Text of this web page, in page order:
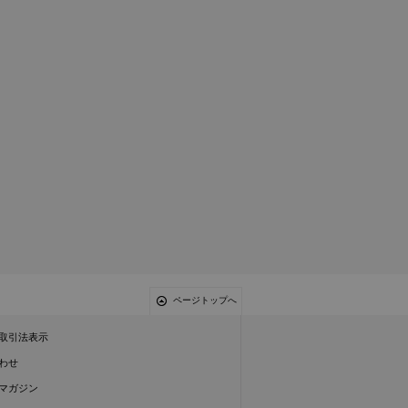
ページトップへ
引法表示
せ
ガジン